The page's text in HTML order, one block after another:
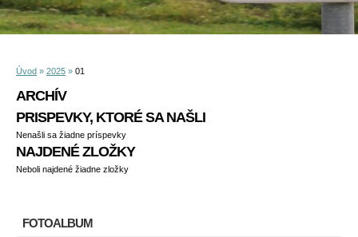
Úvod » 2025 » 01
ARCHÍV
PRISPEVKY, KTORÉ SA NAŠLI
Nenašli sa žiadne príspevky
NAJDENÉ ZLOŽKY
Neboli najdené žiadne zložky
FOTOALBUM